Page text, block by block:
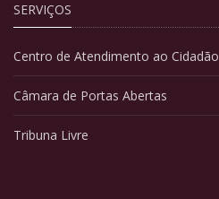
SERVIÇOS
Centro de Atendimento ao Cidadão
Câmara de Portas Abertas
Tribuna Livre